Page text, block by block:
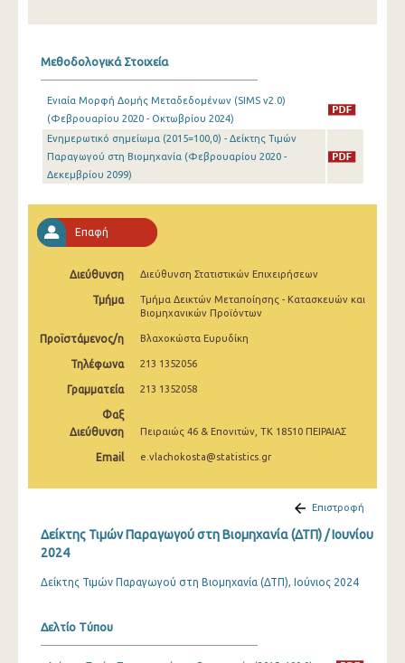
Αυγούστου 2025
Ιουλίου 2025
Ιουνίου 2025
Μαΐου 2025
Απριλίου 2025
Μαρτίου 2025
Φεβρουαρίου 2025
Ιανουαρίου 2025
Δεκεμβρίου 2024
Οκτωβρίου 2024
Ιουλίου 2024
Απριλίου 2024
Μεθοδολογικά Στοιχεία
Ενιαία Μορφή Δομής Μεταδεδομένων (SIMS v2.0)
(Φεβρουαρίου 2020 - Οκτωβρίου 2024)
Eνημερωτικό σημείωμα (2015=100,0) - Δείκτης Τιμών
Παραγωγού στη Βιομηχανία (Φεβρουαρίου 2020 -
Δεκεμβρίου 2099)
Επαφή
Διεύθυνση Διεύθυνση Στατιστικών Επιχειρήσεων
Τμήμα
Τμήμα Δεικτών Μεταποίησης - Κατασκευών και
Βιομηχανικών Προϊόντων
Προϊστάμενος/η Βλαχοκώστα Ευρυδίκη
Τηλέφωνα 213 1352056
Γραμματεία 213 1352058
Φαξ
Διεύθυνση
Πειραιώς 46 & Επονιτών, ΤΚ 18510 ΠΕΙΡΑΙΑΣ
Email e.vlachokosta@statistics.gr
Επιστροφή
Δείκτης Τιμών Παραγωγού στη Βιομηχανία (ΔΤΠ) / Ιουνίου
2024
Δείκτης Τιμών Παραγωγού στη Βιομηχανία (ΔΤΠ), Ιούνιος 2024
Δελτίο Τύπου